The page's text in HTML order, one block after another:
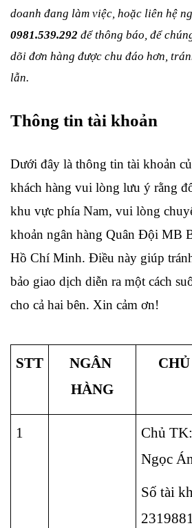
0981.539.292 để thông báo, để
dõi đơn hàng được chu đáo hơn,
lẫn.
Thông tin tài khoản
Dưới đây là thông tin tài khoản
khách hàng vui lòng lưu ý rằng
khu vực phía Nam, vui lòng
khoản ngân hàng Quân Đội MB
Hồ Chí Minh. Điều này giúp
bảo giao dịch diễn ra một cách
cho cả hai bên. Xin cảm ơn!
STT
NGÂN
HÀNG
1
Chủ
Ngọc
Số tài